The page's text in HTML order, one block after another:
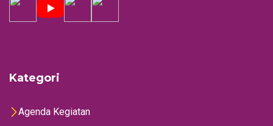
Kategori
Agenda Kegiatan